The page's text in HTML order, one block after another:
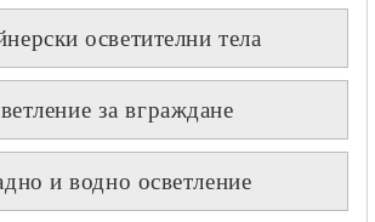
осветителни тела
за вграждане
и водно осветление